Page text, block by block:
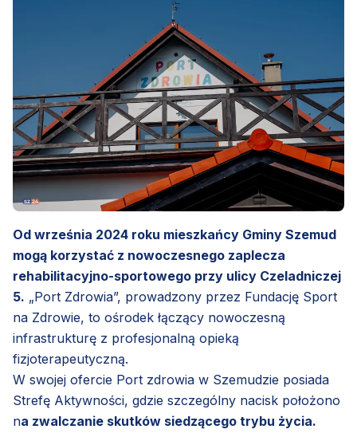
Od września 2024 roku mieszkańcy Gminy Szemud
mogą korzystać z nowoczesnego zaplecza
rehabilitacyjno-sportowego przy ulicy Czeladniczej
5. „Port Zdrowia”, prowadzony przez Fundację Sport
na Zdrowie, to ośrodek łączący nowoczesną
infrastrukturę z profesjonalną opieką
fizjoterapeutyczną.
W swojej ofercie Port zdrowia w Szemudzie posiada
Strefę Aktywności, gdzie szczególny nacisk położono
na zwalczanie skutków siedzącego trybu życia.